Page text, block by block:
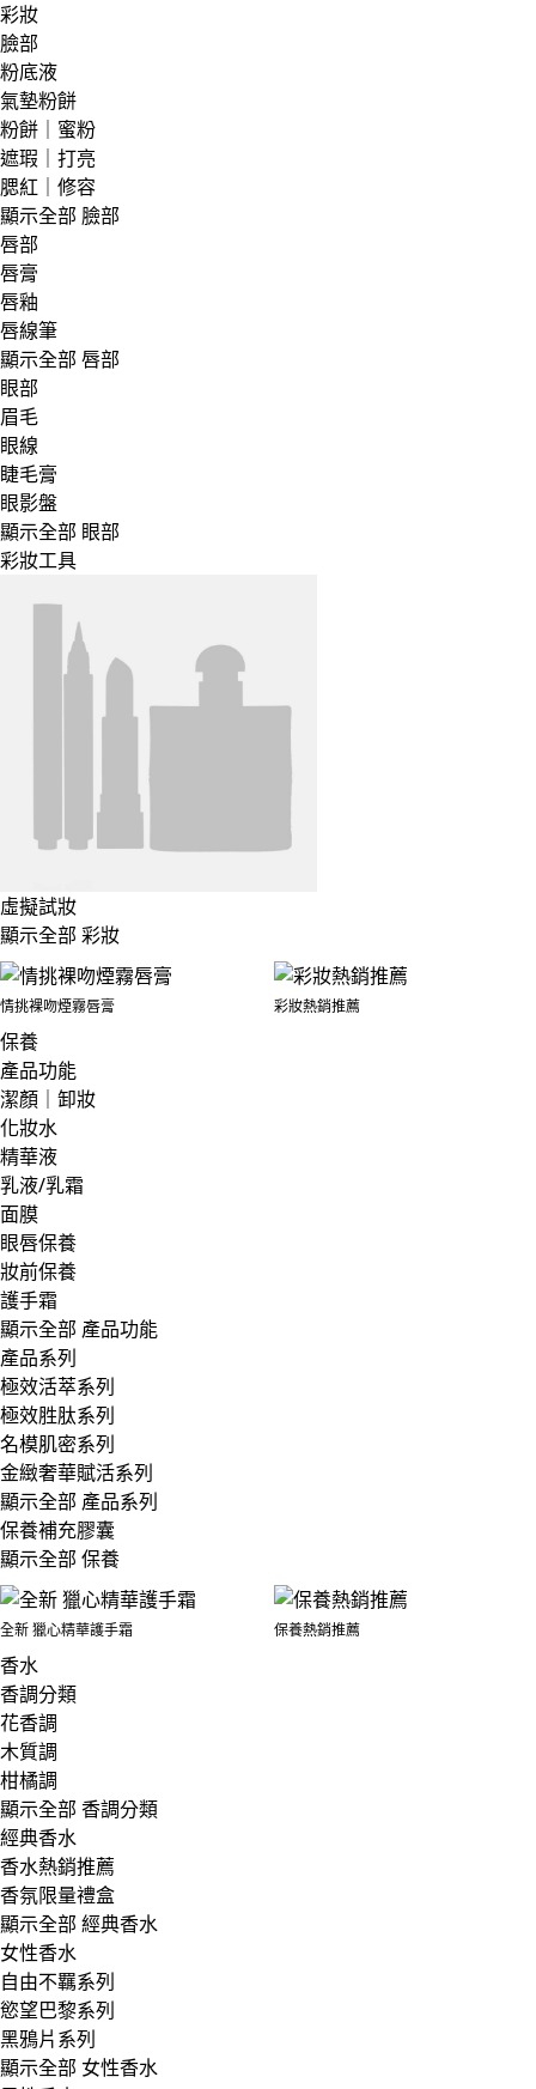
彩妝
臉部
粉底液
氣墊粉餅
粉餅｜蜜粉
遮瑕｜打亮
腮紅｜修容
顯示全部 臉部
唇部
唇膏
唇釉
唇線筆
顯示全部 唇部
眼部
眉毛
眼線
睫毛膏
眼影盤
顯示全部 眼部
彩妝工具
虛擬試妝
顯示全部 彩妝
情挑裸吻煙霧唇膏 彩妝熱銷推薦
保養
產品功能
潔顏｜卸妝
化妝水
精華液
乳液/乳霜
面膜
眼唇保養
妝前保養
護手霜
顯示全部 產品功能
產品系列
極效活萃系列
極效胜肽系列
名模肌密系列
金緻奢華賦活系列
顯示全部 產品系列
保養補充膠囊
顯示全部 保養
全新 獵心精華護手霜 保養熱銷推薦
香水
香調分類
花香調
木質調
柑橘調
顯示全部 香調分類
經典香水
香水熱銷推薦
香氛限量禮盒
顯示全部 經典香水
女性香水
自由不羈系列
慾望巴黎系列
黑鴉片系列
顯示全部 女性香水